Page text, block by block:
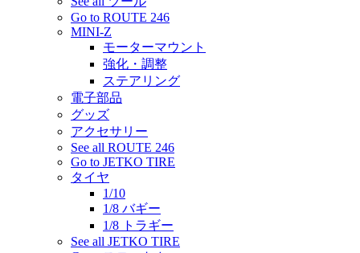
Go to ROUTE 246
MINI-Z
モーターマウント
強化・調整
ステアリング
電子部品
グッズ
アクセサリー
See all ROUTE 246
Go to JETKO TIRE
タイヤ
1/10
1/8 バギー
1/8 トラギー
See all JETKO TIRE